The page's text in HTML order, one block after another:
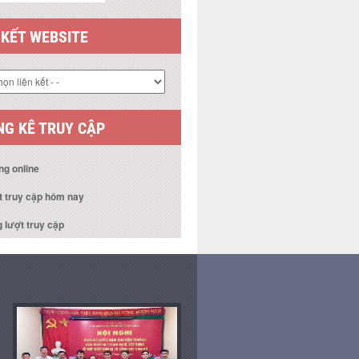
WEBSITE
KÊ TRUY CẬP
online
truy cập hôm nay
lượt truy cập